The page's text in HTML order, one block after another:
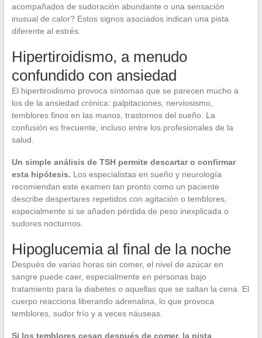
acompañados de sudoración abundante o una sensación
inusual de calor? Estos signos asociados indican una pista
diferente al estrés.
Hipertiroidismo, a menudo
confundido con ansiedad
El hipertiroidismo provoca síntomas que se parecen mucho a
los de la ansiedad crónica: palpitaciones, nerviosismo,
temblores finos en las manos, trastornos del sueño. La
confusión es frecuente, incluso entre los profesionales de la
salud.
Un simple análisis de TSH permite descartar o confirmar
esta hipótesis. Los especialistas en sueño y neurología
recomiendan este examen tan pronto como un paciente
describe despertares repetidos con agitación o temblores,
especialmente si se añaden pérdida de peso inexplicada o
sudores nocturnos.
Hipoglucemia al final de la noche
Después de varias horas sin comer, el nivel de azúcar en
sangre puede caer, especialmente en personas bajo
tratamiento para la diabetes o aquellas que se saltan la cena. El
cuerpo reacciona liberando adrenalina, lo que provoca
temblores, sudor frío y a veces náuseas.
Si los temblores cesan después de comer, la pista